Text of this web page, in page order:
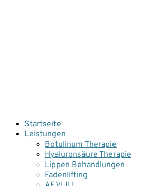
Menü
Zum
Inhalt
Startseite
Leistungen
Botulinum Therapie
Hyaluronsäure Therapie
Lippen Behandlungen
Fadenlifting